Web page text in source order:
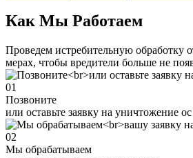
Как Мы Работаем
Проведем истребительную обработку
мерах, чтобы вредители больше не
01
Позвоните
или оставьте заявку на уничтожение ос
02
Мы обрабатываем